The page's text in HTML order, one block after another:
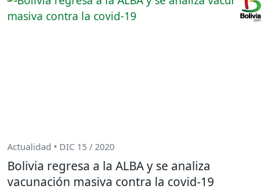
Actualidad • DIC 15 / 2020
Bolivia regresa a la ALBA y se analiza
vacunación masiva contra la covid-19